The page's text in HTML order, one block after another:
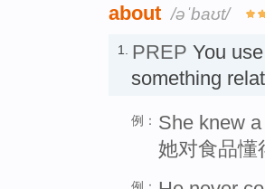
about /əˈbaʊt/
1. PREP You use
something
例： She knew
她对食品懂
例：